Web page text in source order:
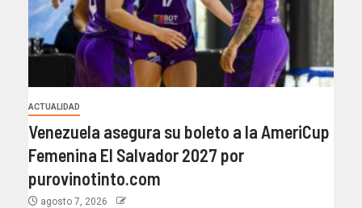
ACTUALIDAD
Venezuela asegura su boleto a la AmeriCup
Femenina El Salvador 2027 por
purovinotinto.com
agosto 7, 2026